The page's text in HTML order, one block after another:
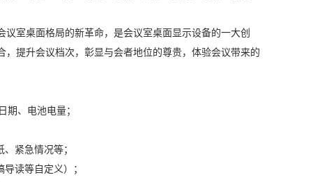
室桌面格局的新革命，是会议室桌面显示设备的一大创
提升会议档次，彰显与会者地位的尊贵，体验会议带来的
、电池电量；
紧急情况等；
读等自定义）；